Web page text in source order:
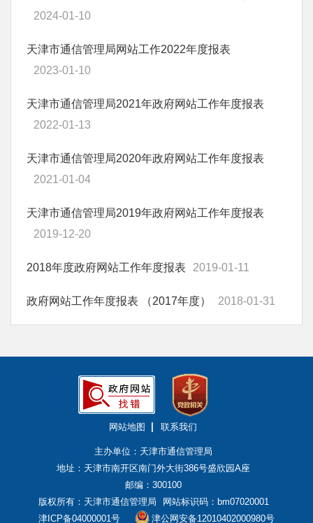
2024-01-10
天津市通信管理局网站工作2022年度报表
2023-01-10
天津市通信管理局2021年政府网站工作年度报表
2022-01-13
天津市通信管理局2020年政府网站工作年度报表
2021-01-04
天津市通信管理局2019年政府网站工作年度报表
2019-12-20
2018年度政府网站工作年度报表 2019-01-11
政府网站工作年度报表 （2017年度） 2018-01-31
网站地图 联系我们
主办单位：天津市通信管理局
地址：天津市南开区南门外大街386号盛欣园A座
邮编：300100
版权所有：天津市通信管理局
网站标识码：bm07020001
津ICP备04000001号
津公网安备12010402000980号